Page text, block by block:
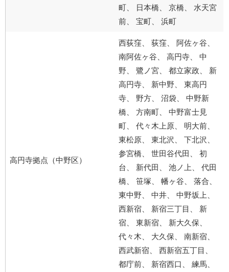
町、 日本橋、 京橋、 水天宮
前、 宝町、 浜町
高円寺拠点（中野区）
西荻窪、 荻窪、 阿佐ヶ谷、
南阿佐ヶ谷、 高円寺、 中
野、 鷺ノ宮、 都立家政、 新
高円寺、 新中野、 東高円
寺、 野方、 沼袋、 中野新
橋、 方南町、 中野富士見
町、 代々木上原、 明大前、
東松原、 東北沢、 下北沢、
参宮橋、 世田谷代田、 初
台、 新代田、 池ノ上、 代田
橋、 笹塚、 幡ヶ谷、 落合、
東中野、 中井、 中野坂上、
西新宿、 新宿三丁目、 新
宿、 東新宿、 新大久保、
代々木、 大久保、 南新宿、
西武新宿、 西新宿五丁目、
都庁前、 新宿西口、 練馬、